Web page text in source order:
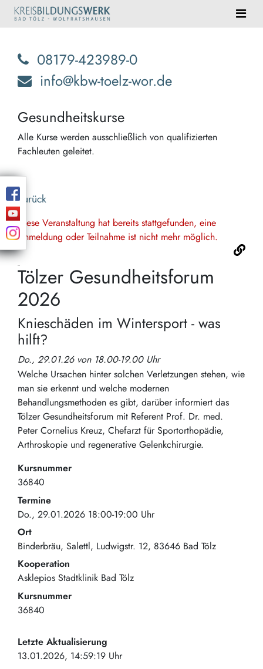
08179-423989-0
info@kbw-toelz-wor.de
Gesundheitskurse
Alle Kurse werden ausschließlich von qualifizierten
Fachleuten geleitet.
Zurück
Diese Veranstaltung hat bereits stattgefunden, eine
Anmeldung oder Teilnahme ist nicht mehr möglich.
Tölzer Gesundheitsforum
2026
Knieschäden im Wintersport - was
hilft?
Do., 29.01.26 von 18.00-19.00 Uhr
Welche Ursachen hinter solchen Verletzungen stehen, wie
man sie erkennt und welche modernen
Behandlungsmethoden es gibt, darüber informiert das
Tölzer Gesundheitsforum mit Referent Prof. Dr. med.
Peter Cornelius Kreuz, Chefarzt für Sportorthopädie,
Arthroskopie und regenerative Gelenkchirurgie.
Kursnummer
36840
Termine
Do., 29.01.2026 18:00-19:00 Uhr
Ort
Binderbräu, Salettl Ludwigstr. 12 83646 Bad Tölz
Kooperation
Asklepios Stadtklinik Bad Tölz
Kursnummer
36840
Letzte Aktualisierung
13.01.2026, 14:59:19 Uhr